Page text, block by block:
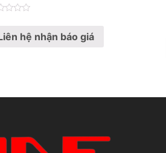
hệ nhận báo giá